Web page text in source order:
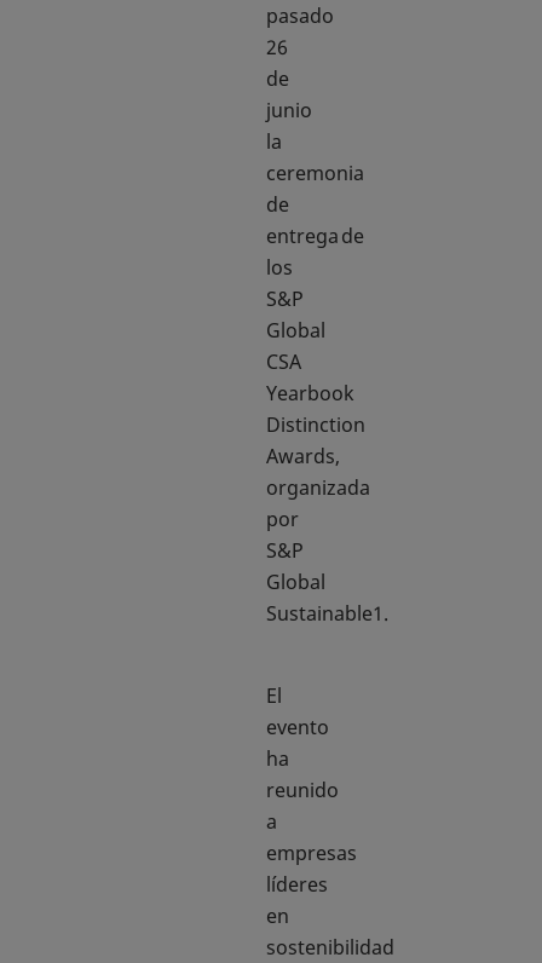
pasado
26
de
junio
la
ceremonia
de
entrega de
los
S&P
Global
CSA
Yearbook
Distinction
Awards,
organizada
por
S&P
Global
Sustainable1.
El
evento
ha
reunido
a
empresas
líderes
en
sostenibilidad